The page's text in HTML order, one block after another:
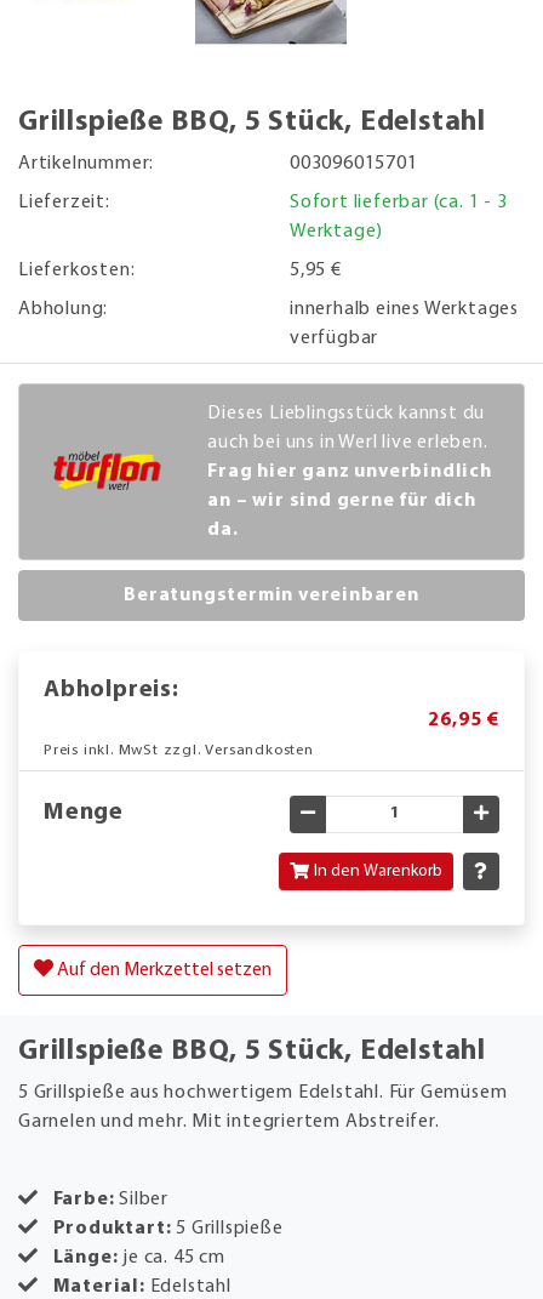
Grillspieße BBQ, 5 Stück, Edelstahl
Artikelnummer:
003096015701
Lieferzeit:
Sofort lieferbar (ca. 1 - 3
Werktage)
Lieferkosten:
5,95 €
Abholung:
innerhalb eines Werktages
verfügbar
Dieses Lieblingsstück kannst du
auch bei uns in Werl live erleben.
Frag hier ganz unverbindlich
an – wir sind gerne für dich
da.
Beratungstermin vereinbaren
Abholpreis:
26,95 €
Preis inkl. MwSt zzgl. Versandkosten
Menge Gewünschte Menge
In den Warenkorb
Auf den Merkzettel setzen
Grillspieße BBQ, 5 Stück, Edelstahl
5 Grillspieße aus hochwertigem Edelstahl. Für Gemüsem
Garnelen und mehr. Mit integriertem Abstreifer.
Farbe: Silber
Produktart: 5 Grillspieße
Länge: je ca. 45 cm
Material: Edelstahl